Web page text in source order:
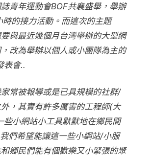
青年運動會BOF共襄盛舉，舉辦
時的接力活動。而這次的主題
與最近幾個月台灣舉辦的大型網
改為舉辦以個人或小團隊為主的
表會..
常被報導或是已具規模的社群/
，其實有許多厲害的工程師(大
些小網站小工具默默地在鄉民間
們希望能讓這一些小網站/小服
鄉民們能有個歡樂又小緊張的聚